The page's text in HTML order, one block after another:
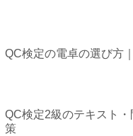
QC検定の電卓の選び方
QC検定2級のテキスト
策